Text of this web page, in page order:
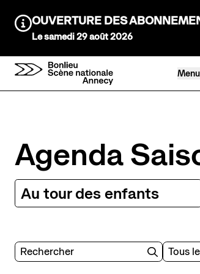
Information :
OUVERTURE DES
Le samedi 29 août 2026
Menu
Agenda
Au tour des enfants
Rechercher